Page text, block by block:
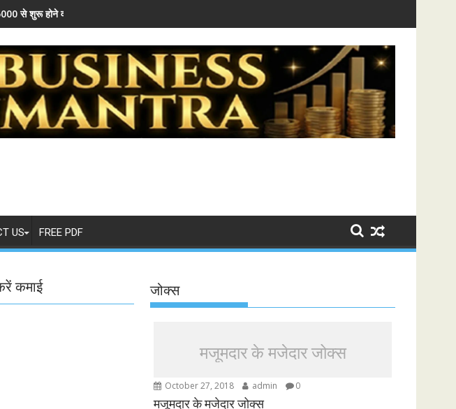
से शुरू होने वाला Business Mantra
US FREE PDF
कमाई जोक्स
मजूमदार के मजेदार जोक्स
October 27, 2018 admin 0
मजूमदार के मजेदार जोक्स